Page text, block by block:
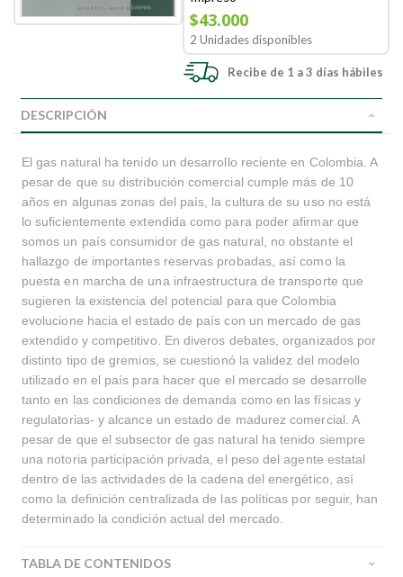
$43.000
2 Unidades disponibles
Recibe de 1 a 3 días hábiles
DESCRIPCIÓN
El gas natural ha tenido un desarrollo reciente en Colombia. A
pesar de que su distribución comercial cumple más de 10
años en algunas zonas del país, la cultura de su uso no está
lo suficientemente extendida como para poder afirmar que
somos un país consumidor de gas natural, no obstante el
hallazgo de importantes reservas probadas, así como la
puesta en marcha de una infraestructura de transporte que
sugieren la existencia del potencial para que Colombia
evolucione hacia el estado de país con un mercado de gas
extendido y competitivo. En diveros debates, organizados por
distinto tipo de gremios, se cuestionó la validez del modelo
utilizado en el país para hacer que el mercado se desarrolle
tanto en las condiciones de demanda como en las físicas y
regulatorias- y alcance un estado de madurez comercial. A
pesar de que el subsector de gas natural ha tenido siempre
una notoria participación privada, el peso del agente estatal
dentro de las actividades de la cadena del energético, así
como la definición centralizada de las políticas por seguir, han
determinado la condición actual del mercado.
TABLA DE CONTENIDOS